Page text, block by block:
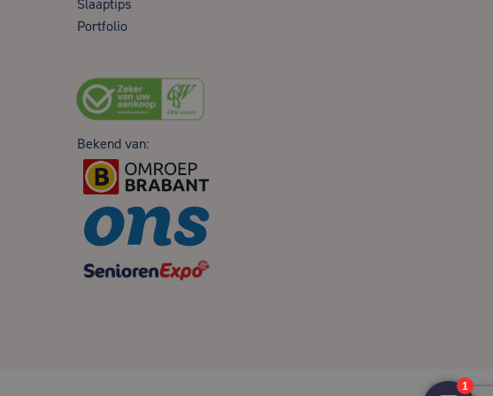
Slaaptips
Portfolio
Bekend van: